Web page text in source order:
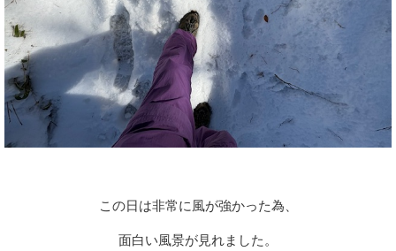
この日は非常に風が強かった為、
面白い風景が見れました。